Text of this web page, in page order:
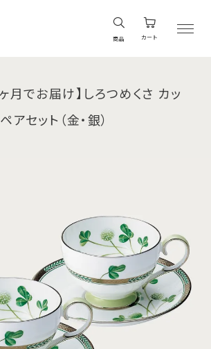
商品 カート
月でお届け】しろつめくさ カッ
セット（金・銀）